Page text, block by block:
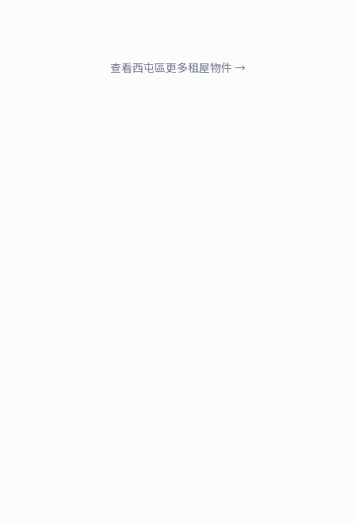
查看西屯區更多租屋物件 →